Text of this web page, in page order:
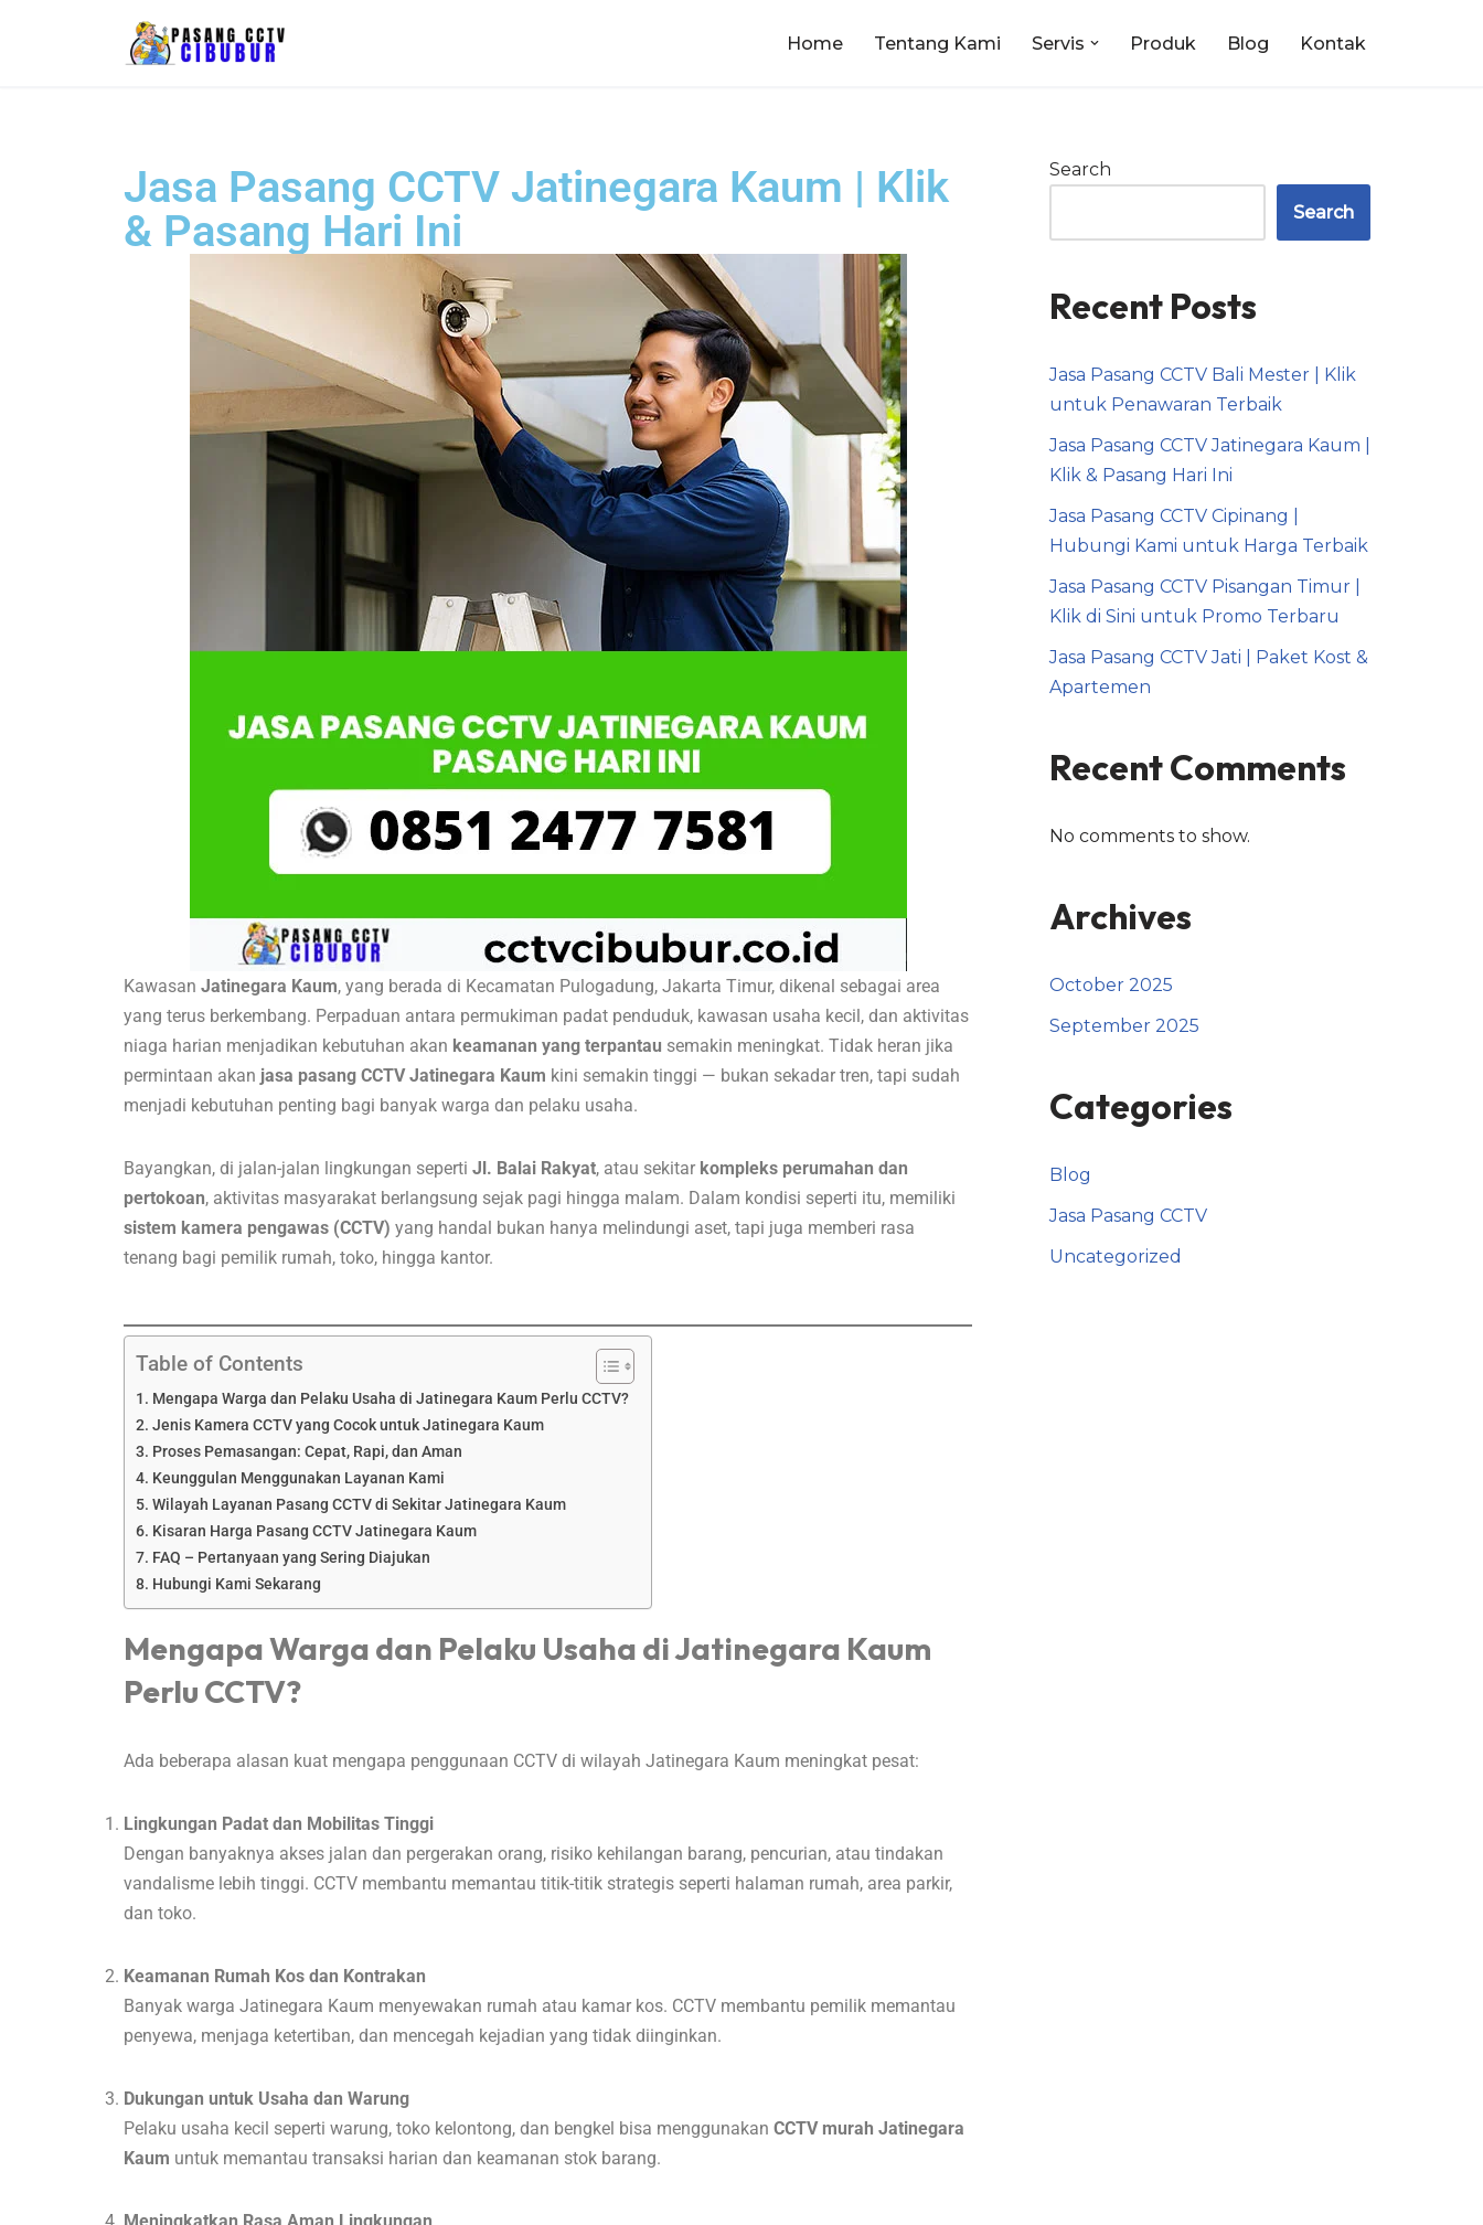
Home Tentang Kami Servis Produk Blog Kontak
Jasa Pasang CCTV Jatinegara Kaum | Klik
& Pasang Hari Ini
Kawasan Jatinegara Kaum, yang berada di Kecamatan Pulogadung, Jakarta Timur, dikenal sebagai area
yang terus berkembang. Perpaduan antara permukiman padat penduduk, kawasan usaha kecil, dan aktivitas
niaga harian menjadikan kebutuhan akan keamanan yang terpantau semakin meningkat. Tidak heran jika
permintaan akan jasa pasang CCTV Jatinegara Kaum kini semakin tinggi — bukan sekadar tren, tapi sudah
menjadi kebutuhan penting bagi banyak warga dan pelaku usaha.
Bayangkan, di jalan-jalan lingkungan seperti Jl. Balai Rakyat, atau sekitar kompleks perumahan dan
pertokoan, aktivitas masyarakat berlangsung sejak pagi hingga malam. Dalam kondisi seperti itu, memiliki
sistem kamera pengawas (CCTV) yang handal bukan hanya melindungi aset, tapi juga memberi rasa
tenang bagi pemilik rumah, toko, hingga kantor.
Table of Contents
Mengapa Warga dan Pelaku Usaha di Jatinegara Kaum Perlu CCTV?
Jenis Kamera CCTV yang Cocok untuk Jatinegara Kaum
Proses Pemasangan: Cepat, Rapi, dan Aman
Keunggulan Menggunakan Layanan Kami
Wilayah Layanan Pasang CCTV di Sekitar Jatinegara Kaum
Kisaran Harga Pasang CCTV Jatinegara Kaum
FAQ – Pertanyaan yang Sering Diajukan
Hubungi Kami Sekarang
Mengapa Warga dan Pelaku Usaha di Jatinegara Kaum
Perlu CCTV?
Ada beberapa alasan kuat mengapa penggunaan CCTV di wilayah Jatinegara Kaum meningkat pesat:
Lingkungan Padat dan Mobilitas Tinggi
Dengan banyaknya akses jalan dan pergerakan orang, risiko kehilangan barang, pencurian, atau tindakan
vandalisme lebih tinggi. CCTV membantu memantau titik-titik strategis seperti halaman rumah, area parkir,
dan toko.
Keamanan Rumah Kos dan Kontrakan
Banyak warga Jatinegara Kaum menyewakan rumah atau kamar kos. CCTV membantu pemilik memantau
penyewa, menjaga ketertiban, dan mencegah kejadian yang tidak diinginkan.
Dukungan untuk Usaha dan Warung
Pelaku usaha kecil seperti warung, toko kelontong, dan bengkel bisa menggunakan CCTV murah Jatinegara
Kaum untuk memantau transaksi harian dan keamanan stok barang.
Search
Search
Recent Posts
Jasa Pasang CCTV Bali Mester | Klik
untuk Penawaran Terbaik
Jasa Pasang CCTV Jatinegara Kaum |
Klik & Pasang Hari Ini
Jasa Pasang CCTV Cipinang |
Hubungi Kami untuk Harga Terbaik
Jasa Pasang CCTV Pisangan Timur |
Klik di Sini untuk Promo Terbaru
Jasa Pasang CCTV Jati | Paket Kost &
Apartemen
Recent Comments
No comments to show.
Archives
October 2025
September 2025
Categories
Blog
Jasa Pasang CCTV
Uncategorized